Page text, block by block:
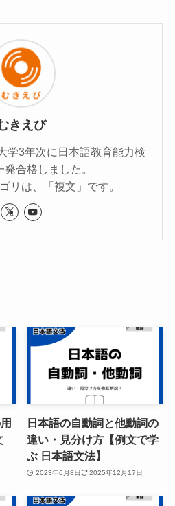
きえび
学3年次に日本語教育能力検
合格しました。
リは、「複文」です。
日本語の自動詞と他動詞の
違い・見分け方【例文で学
ぶ 日本語文法】
2023年6月8日 2025年12月17日